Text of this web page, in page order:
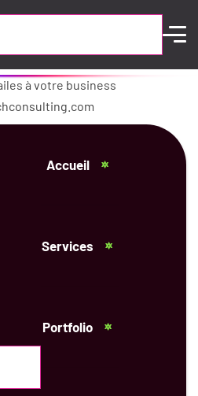
à votre business
Accueil
Services
Portfolio